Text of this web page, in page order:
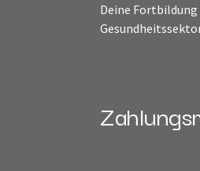
Deine